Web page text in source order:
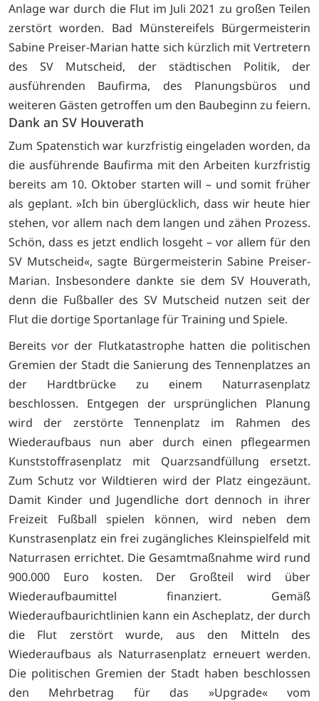
Anlage war durch die Flut im Juli 2021 zu großen Teilen
zerstört worden. Bad Münstereifels Bürgermeisterin
Sabine Preiser-Marian hatte sich kürzlich mit Vertretern
des SV Mutscheid, der städtischen Politik, der
ausführenden Baufirma, des Planungsbüros und
weiteren Gästen getroffen um den Baubeginn zu feiern.
Dank an SV Houverath
Zum Spatenstich war kurzfristig eingeladen worden, da
die ausführende Baufirma mit den Arbeiten kurzfristig
bereits am 10. Oktober starten will – und somit früher
als geplant. »Ich bin überglücklich, dass wir heute hier
stehen, vor allem nach dem langen und zähen Prozess.
Schön, dass es jetzt endlich losgeht – vor allem für den
SV Mutscheid«, sagte Bürgermeisterin Sabine Preiser-
Marian. Insbesondere dankte sie dem SV Houverath,
denn die Fußballer des SV Mutscheid nutzen seit der
Flut die dortige Sportanlage für Training und Spiele.
Bereits vor der Flutkatastrophe hatten die politischen
Gremien der Stadt die Sanierung des Tennenplatzes an
der Hardtbrücke zu einem Naturrasenplatz
beschlossen. Entgegen der ursprünglichen Planung
wird der zerstörte Tennenplatz im Rahmen des
Wiederaufbaus nun aber durch einen pflegearmen
Kunststoffrasenplatz mit Quarzsandfüllung ersetzt.
Zum Schutz vor Wildtieren wird der Platz eingezäunt.
Damit Kinder und Jugendliche dort dennoch in ihrer
Freizeit Fußball spielen können, wird neben dem
Kunstrasenplatz ein frei zugängliches Kleinspielfeld mit
Naturrasen errichtet. Die Gesamtmaßnahme wird rund
900.000 Euro kosten. Der Großteil wird über
Wiederaufbaumittel finanziert. Gemäß
Wiederaufbaurichtlinien kann ein Ascheplatz, der durch
die Flut zerstört wurde, aus den Mitteln des
Wiederaufbaus als Naturrasenplatz erneuert werden.
Die politischen Gremien der Stadt haben beschlossen
den Mehrbetrag für das »Upgrade« vom